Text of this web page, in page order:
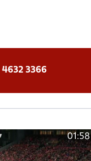
4632 3366
01:58